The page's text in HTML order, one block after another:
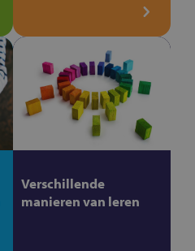
Verschillende
manieren van leren